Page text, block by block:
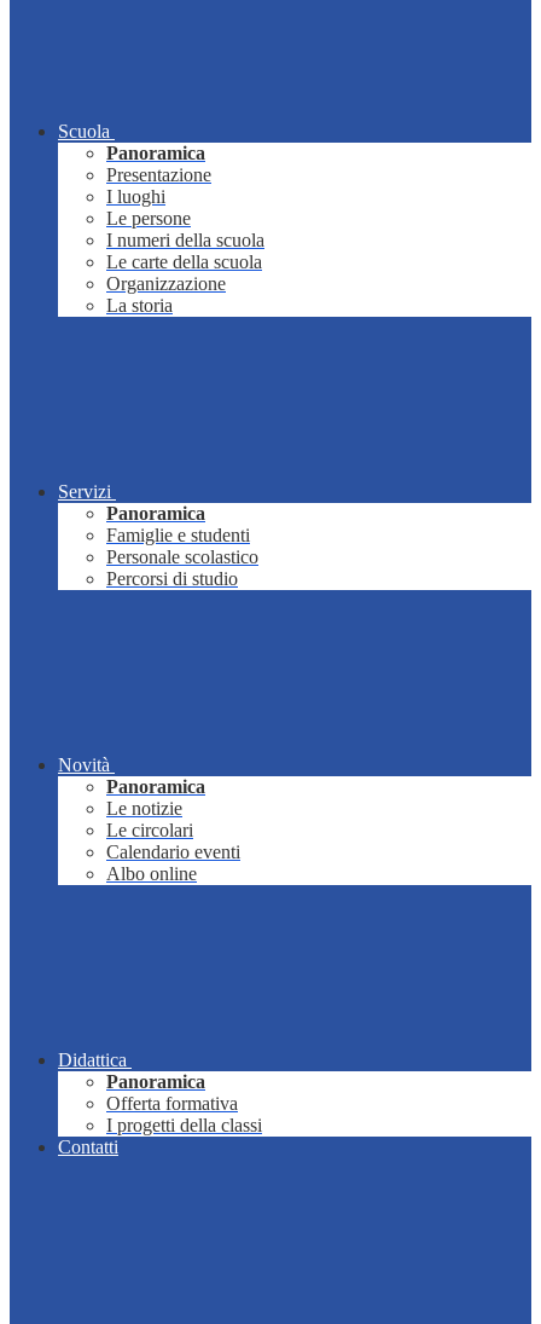
Scuola
Panoramica
Presentazione
I luoghi
Le persone
I numeri della scuola
Le carte della scuola
Organizzazione
La storia
Servizi
Panoramica
Famiglie e studenti
Personale scolastico
Percorsi di studio
Novità
Panoramica
Le notizie
Le circolari
Calendario eventi
Albo online
Didattica
Panoramica
Offerta formativa
I progetti della classi
Contatti